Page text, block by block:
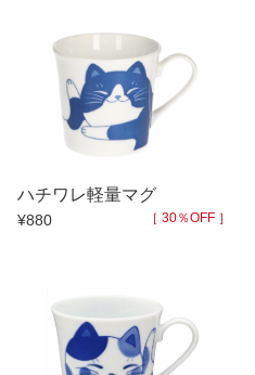
ハチワレ軽量マグ
¥880 ［ 30％OFF ］